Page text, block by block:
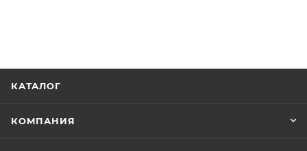
КАТАЛОГ
КОМПАНИЯ